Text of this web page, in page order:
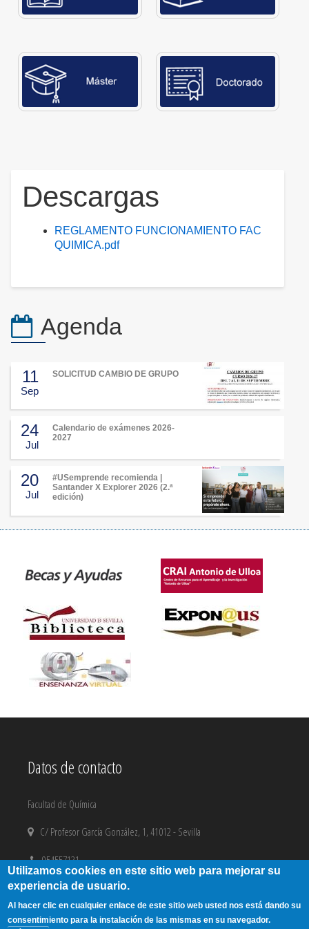
Descargas
REGLAMENTO FUNCIONAMIENTO FAC
QUIMICA.pdf
Agenda
11
Sep
SOLICITUD CAMBIO DE GRUPO
24
Jul
Calendario de exámenes 2026-
2027
20
Jul
#USemprende recomienda |
Santander X Explorer 2026 (2.ª
edición)
Datos de contacto
Facultad de Química
C/ Profesor García González, 1, 41012 - Sevilla
954557131
email@us.es
Aviso Legal|Copyright
Utilizamos cookies en este sitio web para mejorar su
experiencia de usuario.
Al hacer clic en cualquier enlace de este sitio web usted nos está dando su
consentimiento para la instalación de las mismas en su navegador.